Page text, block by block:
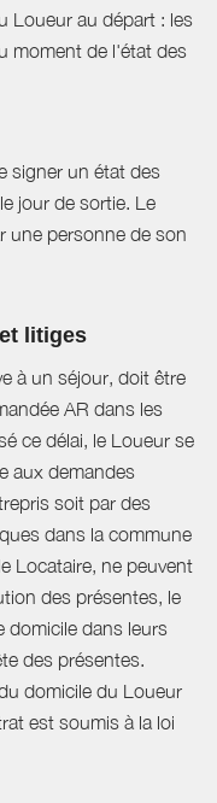
Loueur au départ : les
moment de l'état des
signer un état des
jour de sortie. Le
une personne de son
litiges
à un séjour, doit être
AR dans les
ce délai, le Loueur se
aux demandes
soit par des
dans la commune
Locataire, ne peuvent
des présentes, le
domicile dans leurs
des présentes.
domicile du Loueur
est soumis à la loi